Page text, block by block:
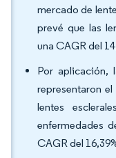
mercado de
prevé que las
una CAGR del
Por aplicación,
representaron
lentes
enfermedades
CAGR del